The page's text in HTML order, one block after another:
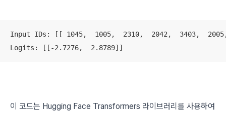
Input IDs: [[ 1045,  1005,  2310,  2042,  3403,
Logits: [[-2.7276,  2.8789]]
이 코드는 Hugging Face Transformers 라이브러리를 사용하여